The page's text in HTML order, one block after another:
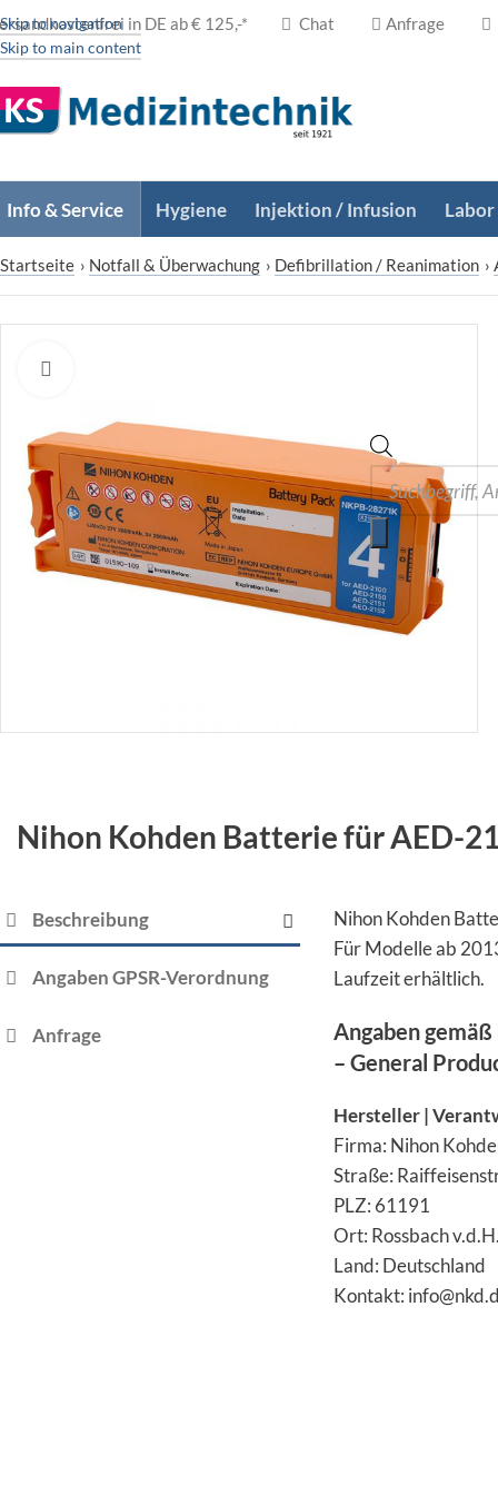
Skip to navigation
Skip to main content
in DE ab € 125,-* Chat Anfrage
Info & Service Hygiene Injektion / Infusion Labor
Startseite › Notfall & Überwachung › Defibrillation / Reanimation ›
Nihon Kohden Batterie für AED-
Beschreibung
Angaben GPSR-Verordnung
Anfrage
Nihon Kohden
Für Modelle ab
Laufzeit erhältlich.
Angaben
– General
Hersteller |
Firma: Nihon
Straße:
PLZ: 61191
Ort: Rossbach v.d.H.
Land: Deutschland
Kontakt: